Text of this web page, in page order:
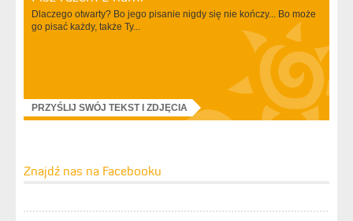
Dlaczego otwarty? Bo jego pisanie nigdy się nie kończy... Bo może
go pisać każdy, także Ty...
PRZYŚLIJ SWÓJ TEKST I ZDJĘCIA
Znajdź nas na Facebooku